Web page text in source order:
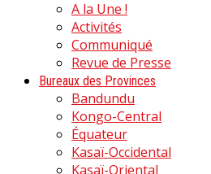
A la Une !
Activités
Communiqué
Revue de Presse
Bureaux des Provinces
Bandundu
Kongo-Central
Équateur
Kasaï-Occidental
Kasaï-Oriental